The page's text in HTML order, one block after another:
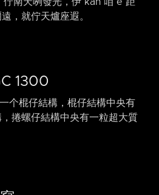
，就佇天爐座遐。
1300
个棍仔結構，棍仔結構中央有
捲螺仔結構中央有一粒超大質